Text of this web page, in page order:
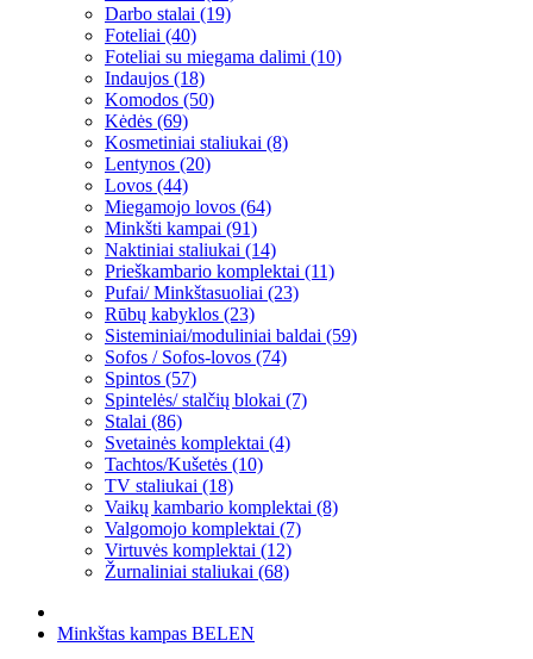
Darbo stalai (19)
Foteliai (40)
Foteliai su miegama dalimi (10)
Indaujos (18)
Komodos (50)
Kėdės (69)
Kosmetiniai staliukai (8)
Lentynos (20)
Lovos (44)
Miegamojo lovos (64)
Minkšti kampai (91)
Naktiniai staliukai (14)
Prieškambario komplektai (11)
Pufai/ Minkštasuoliai (23)
Rūbų kabyklos (23)
Sisteminiai/moduliniai baldai (59)
Sofos / Sofos-lovos (74)
Spintos (57)
Spintelės/ stalčių blokai (7)
Stalai (86)
Svetainės komplektai (4)
Tachtos/Kušetės (10)
TV staliukai (18)
Vaikų kambario komplektai (8)
Valgomojo komplektai (7)
Virtuvės komplektai (12)
Žurnaliniai staliukai (68)
Minkštas kampas BELEN